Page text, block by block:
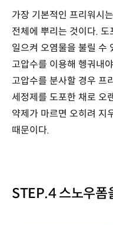
가장 기본적인 프리워시
전체에 뿌리는 것이다.
일으켜 오염물을 불릴 수
고압수를 이용해 헹궈내
고압수를 분사할 경우 프
세정제를 도포한 채로 오
약제가 마르면 오히려 지
때문이다.
STEP.4 스노우폼